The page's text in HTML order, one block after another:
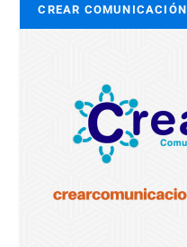
CREAR COMUNICACIÓN